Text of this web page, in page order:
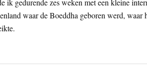
ik gedurende zes weken met een kleine
waar de Boeddha geboren werd, waar